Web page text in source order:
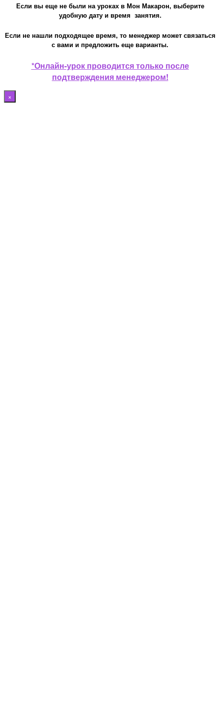
Если вы еще не были на уроках в Мон Макарон, выберите
удобную дату и время занятия.
Если не нашли подходящее время, то менеджер может связаться
с вами и предложить еще варианты.
*Онлайн-урок проводится только после
подтверждения менеджером!
×